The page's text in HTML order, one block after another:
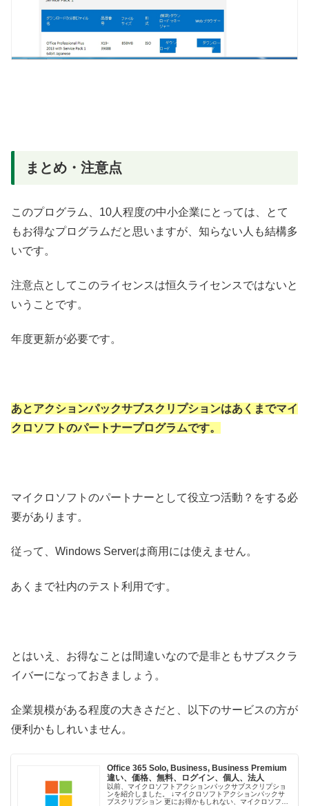
まとめ・注意点
このプログラム、10人程度の中小企業にとっては、とて
もお得なプログラムだと思いますが、知らない人も結構多
いです。
注意点としてこのライセンスは恒久ライセンスではないと
いうことです。
年度更新が必要です。
あとアクションパックサブスクリプションはあくまでマイ
クロソフトのパートナープログラムです。
マイクロソフトのパートナーとして役立つ活動？をする必
要があります。
従って、Windows Serverは商用には使えません。
あくまで社内のテスト利用です。
とはいえ、お得なことは間違いなので是非ともサブスクラ
イバーになっておきましょう。
企業規模がある程度の大きさだと、以下のサービスの方が
便利かもしれいません。
Office 365 Solo, Business, Business Premium
違い、価格、無料、ログイン、個人、法人
以前、マイクロソフトアクションパックサブスクリプショ
ンを紹介しました。 ↓マイクロソフトアクションパックサ
ブスクリプション 更にお得かもしれない、マイクロソフト